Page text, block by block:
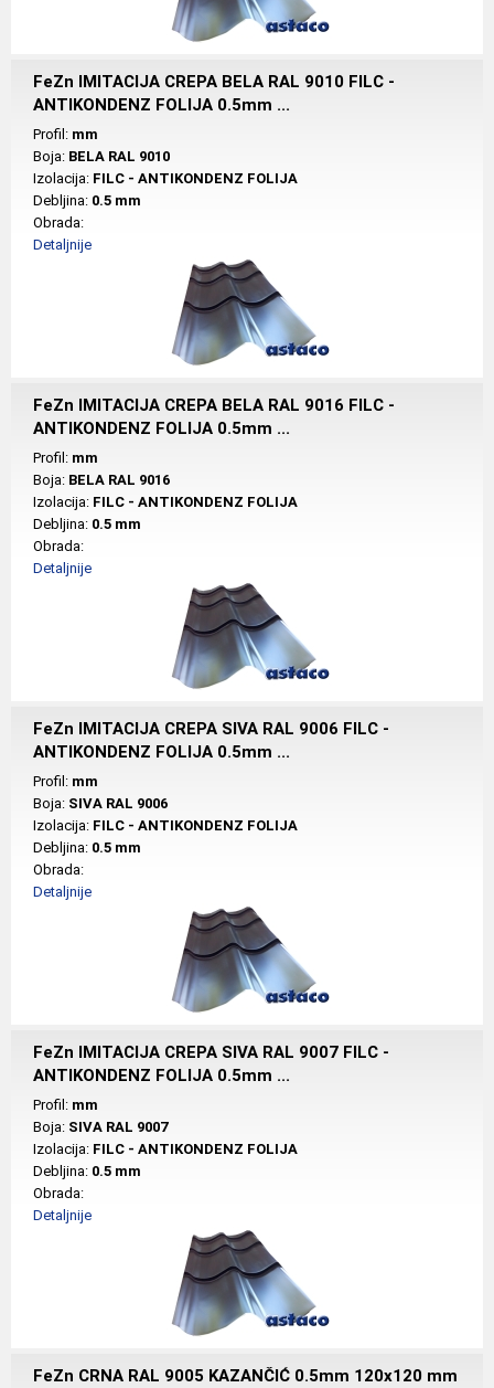
FeZn IMITACIJA CREPA BELA RAL 9010 FILC -
ANTIKONDENZ FOLIJA 0.5mm ...
Profil: mm
Boja: BELA RAL 9010
Izolacija: FILC - ANTIKONDENZ FOLIJA
Debljina: 0.5 mm
Obrada:
Detaljnije
FeZn IMITACIJA CREPA BELA RAL 9016 FILC -
ANTIKONDENZ FOLIJA 0.5mm ...
Profil: mm
Boja: BELA RAL 9016
Izolacija: FILC - ANTIKONDENZ FOLIJA
Debljina: 0.5 mm
Obrada:
Detaljnije
FeZn IMITACIJA CREPA SIVA RAL 9006 FILC -
ANTIKONDENZ FOLIJA 0.5mm ...
Profil: mm
Boja: SIVA RAL 9006
Izolacija: FILC - ANTIKONDENZ FOLIJA
Debljina: 0.5 mm
Obrada:
Detaljnije
FeZn IMITACIJA CREPA SIVA RAL 9007 FILC -
ANTIKONDENZ FOLIJA 0.5mm ...
Profil: mm
Boja: SIVA RAL 9007
Izolacija: FILC - ANTIKONDENZ FOLIJA
Debljina: 0.5 mm
Obrada:
Detaljnije
FeZn CRNA RAL 9005 KAZANČIĆ 0.5mm 120x120 mm